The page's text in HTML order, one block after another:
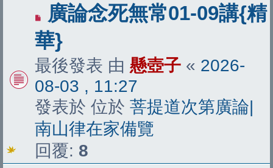
有
新
文
章
廣論念死無常01-09講{精
華}
最後發表 由 懸壺子 « 2026-
08-03 , 11:27
發表於 位於 菩提道次第廣論|
南山律在家備覽
回覆: 8